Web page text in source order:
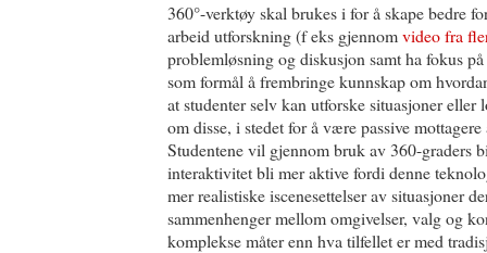
360°-verktøy skal brukes i for å skape bedre
arbeid utforskning (f eks gjennomvideo fra
problemløsning og diskusjon samt ha fokus
som formål å frembringe kunnskap om
at studenter selv kan utforske situasjoner eller
om disse, i stedet for å være passive
Studentene vil gjennom bruk av 360-graders
interaktivitet bli mer aktive fordi denne
mer realistiske iscenesettelser av situasjoner
sammenhenger mellom omgivelser, valg og
komplekse måter enn hva tilfellet er med